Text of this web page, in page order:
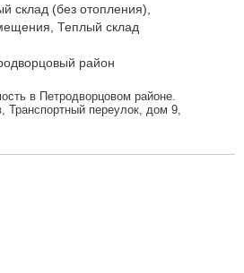
склад (без отопления),
Теплый склад
район
в Петродворцовом районе.
переулок, дом 9,